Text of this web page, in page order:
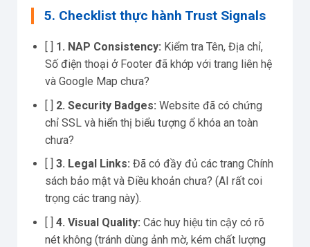
5. Checklist thực hành Trust Signals
1. NAP Consistency: Kiểm tra Tên, Địa chỉ,
Số điện thoại ở Footer đã khớp với trang liên hệ
và Google Map chưa?
[ ] 2. Security Badges: Website đã có chứng
chỉ SSL và hiển thị biểu tượng ổ khóa an toàn
chưa?
3. Legal Links: Đã có đầy đủ các trang Chính
sách bảo mật và Điều khoản chưa? (AI rất coi
trọng các trang này).
[ ] 4. Visual Quality: Các huy hiệu tin cậy có rõ
nét không (tránh dùng ảnh mờ, kém chất lượng